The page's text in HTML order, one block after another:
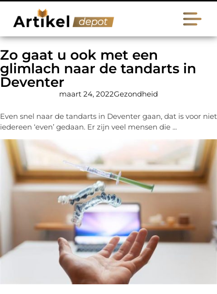
Zo gaat u ook met een
glimlach naar de tandarts in
Deventer
maart 24, 2022Gezondheid
Even snel naar de tandarts in Deventer gaan, dat is voor niet
iedereen ‘even’ gedaan. Er zijn veel mensen die ...